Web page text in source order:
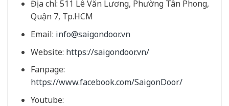
Địa chỉ: 511 Lê Văn Lương, Phường Tân Phong,
Quận 7, Tp.HCM
Email: info@saigondoor.vn
Website: https://saigondoor.vn/
Fanpage:
https://www.facebook.com/SaigonDoor/
Youtube: